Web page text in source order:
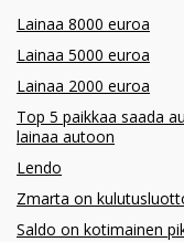
Lainaa 8000 euroa
Lainaa 5000 euroa
Lainaa 2000 euroa
Top 5 paikkaa saada
lainaa autoon
Lendo
Zmarta on
Saldo on kotimainen